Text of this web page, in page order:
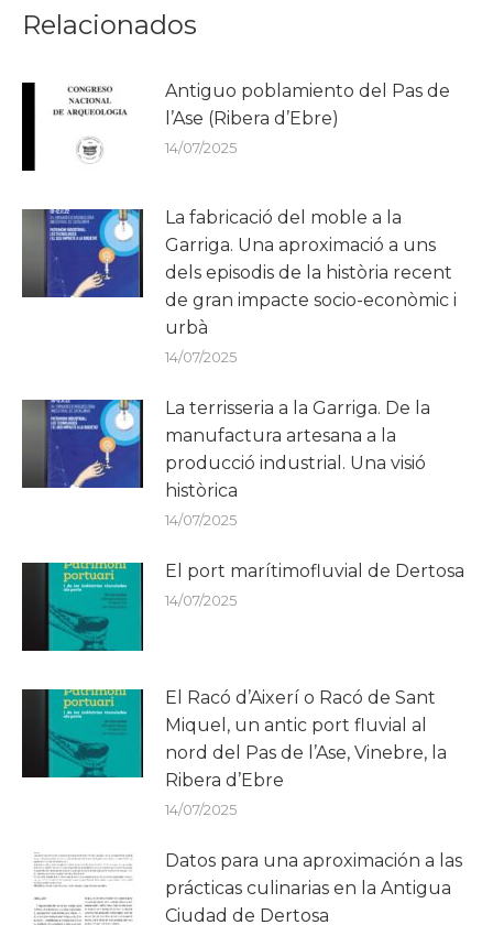
Relacionados
Antiguo poblamiento del Pas de
l’Ase (Ribera d’Ebre)
14/07/2025
La fabricació del moble a la
Garriga. Una aproximació a uns
dels episodis de la història recent
de gran impacte socio-econòmic i
urbà
14/07/2025
La terrisseria a la Garriga. De la
manufactura artesana a la
producció industrial. Una visió
històrica
14/07/2025
El port marítimofluvial de Dertosa
14/07/2025
El Racó d’Aixerí o Racó de Sant
Miquel, un antic port fluvial al
nord del Pas de l’Ase, Vinebre, la
Ribera d’Ebre
14/07/2025
Datos para una aproximación a las
prácticas culinarias en la Antigua
Ciudad de Dertosa